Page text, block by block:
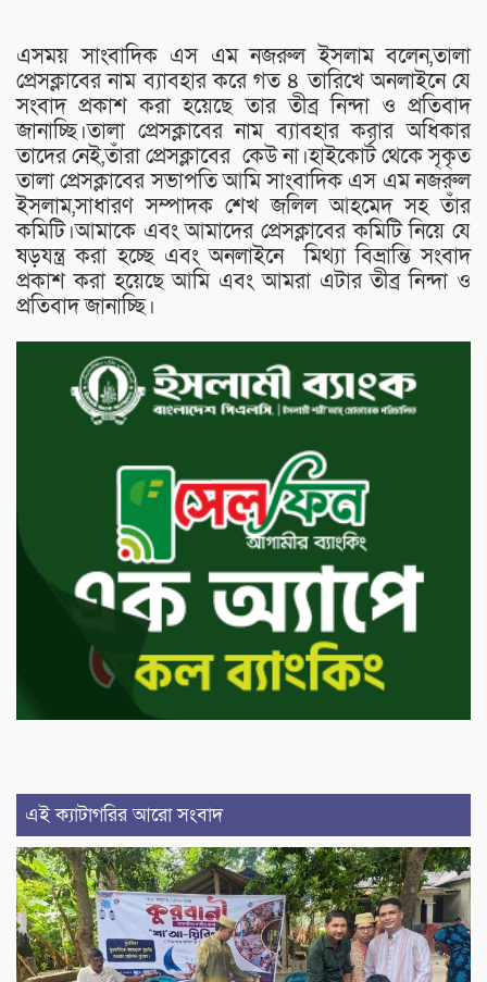
এসময় সাংবাদিক এস এম নজরুল ইসলাম বলেন,তালা
প্রেসক্লাবের নাম ব্যাবহার করে গত ৪ তারিখে অনলাইনে যে
সংবাদ প্রকাশ করা হয়েছে তার তীব্র নিন্দা ও প্রতিবাদ
জানাচ্ছি।তালা প্রেসক্লাবের নাম ব্যাবহার করার অধিকার
তাদের নেই,তাঁরা প্রেসক্লাবের কেউ না।হাইকোর্ট থেকে সৃকৃত
তালা প্রেসক্লাবের সভাপতি আমি সাংবাদিক এস এম নজরুল
ইসলাম,সাধারণ সম্পাদক শেখ জলিল আহমেদ সহ তাঁর
কমিটি।আমাকে এবং আমাদের প্রেসক্লাবের কমিটি নিয়ে যে
ষড়যন্ত্র করা হচ্ছে এবং অনলাইনে মিথ্যা বিভ্রান্তি সংবাদ
প্রকাশ করা হয়েছে আমি এবং আমরা এটার তীব্র নিন্দা ও
প্রতিবাদ জানাচ্ছি।
এই ক্যাটাগরির আরো সংবাদ